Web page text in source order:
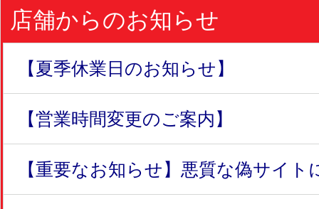
店舗からのお知らせ
【夏季休業日のお知らせ】
【営業時間変更のご案内】
【重要なお知らせ】悪質な偽サイト